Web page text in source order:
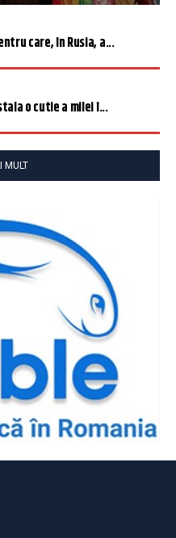
care, în Rusia, a...
o cutie a milei î...
MULT